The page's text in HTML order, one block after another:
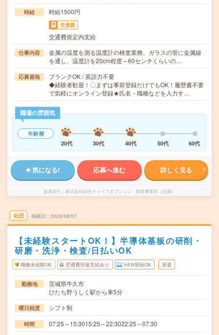
時給 時給1500円
交通費
交通費規定内支給
仕事内容
金属の温度を測る温度計の検査業務。ガラスの管に金属線
を通し、温度計を20cm程度～60センチくらいの…
応募資格
ブランクOK / 英語力不要
◆経験者歓迎！〇まずは事前登録だけでもOK！履歴書不要
で気軽にオンライン登録★氏名・職種などを入力す…
職場の雰囲気
年齢層
20代
30代 40代 50代 60代
気になる! 応募へ進む 詳しく見る
派遣会社 株式会社綜合キャリアオプション 製造事業部（全国）
未読 掲載日 2026/08/07
【未経験スタートOK！】半導体基板の研削・
研磨・洗浄・検査/日払いOK
職種未経験OK 交通費別途支給あり WEB登録OK 派遣
勤務地
茨城県牛久市
ひたち野うしく駅から車5分
曜日頻度 シフト制
時間 07:25～15:3015:25～22:3022:25～07:30